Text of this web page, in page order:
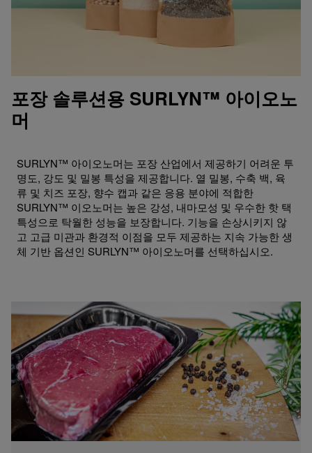
포장 솔루션용 SURLYN™ 아이오노
머
SURLYN™ 아이오노머는 포장 산업에서 제공하기 어려운 투
명도, 강도 및 밀봉 특성을 제공합니다. 열 밀봉, 수축 백, 육
류 및 치즈 포장, 향수 캡과 같은 응용 분야에 적합한
SURLYN™ 이오노머는 높은 강성, 내마모성 및 우수한 핫 택
특성으로 탁월한 성능을 보장합니다. 기능을 손상시키지 않
고 고급 미관과 환경적 이점을 모두 제공하는 지속 가능한 생
체 기반 옵션인 SURLYN™ 아이오노머를 선택하십시오.